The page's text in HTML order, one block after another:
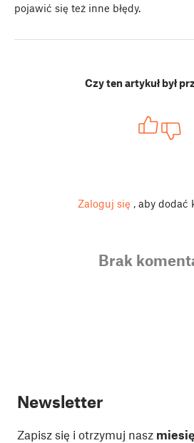
pojawić się też inne błędy.
Czy ten artykuł był
Zaloguj się , aby dodać
Brak
Newsletter
Zapisz się i otrzymuj nasz